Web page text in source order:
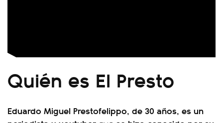
Quién es El Presto
Eduardo Miguel Prestofelippo, de 30 años, es un